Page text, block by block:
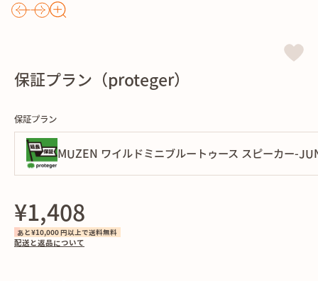
保証プラン（proteger）
保証プラン
MUZEN ワイルドミニブルートゥース スピーカー
¥1,408
あと¥10,000 円以上で送料無料
配送と返品について